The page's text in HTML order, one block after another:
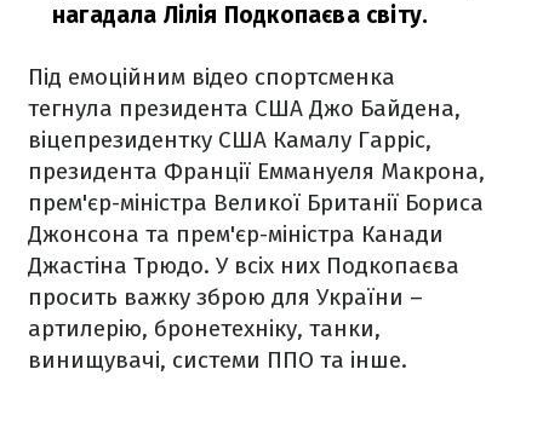
нагадала Лілія Подкопаєва світу.
Під емоційним відео спортсменка
тегнула президента США Джо Байдена,
віцепрезидентку США Камалу Гарріс,
президента Франції Еммануеля Макрона,
прем'єр-міністра Великої Британії Бориса
Джонсона та прем'єр-міністра Канади
Джастіна Трюдо. У всіх них Подкопаєва
просить важку зброю для України –
артилерію, бронетехніку, танки,
винищувачі, системи ППО та інше.